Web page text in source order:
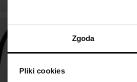
Zgoda
Pliki cookies